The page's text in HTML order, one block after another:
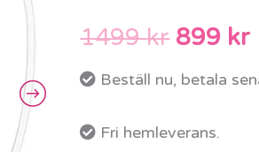
1499kr var:
1499 kr.
899 kr
Beställ nu, betala
Fri hemleverans.
fri